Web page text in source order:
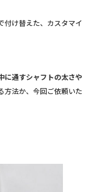
付け替えた、カスタマイ
に通すシャフトの太さや
方法か、今回ご依頼いた